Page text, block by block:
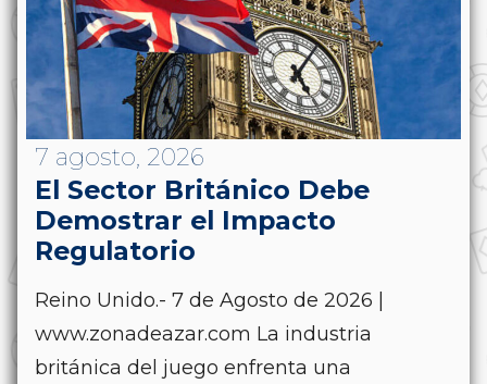
7 agosto, 2026
El Sector Británico Debe
Demostrar el Impacto
Regulatorio
Reino Unido.- 7 de Agosto de 2026 |
www.zonadeazar.com La industria
británica del juego enfrenta una